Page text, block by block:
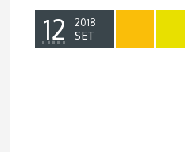
12 2018
SET